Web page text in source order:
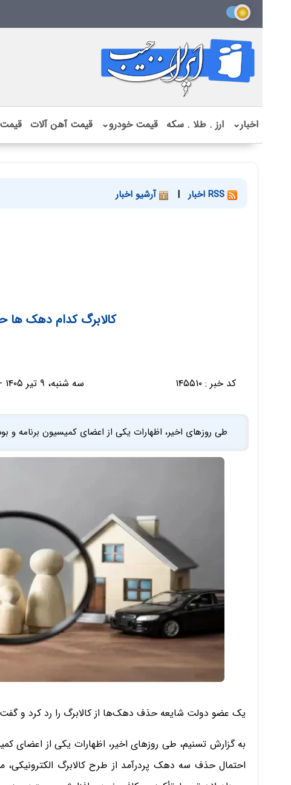
اخبار⌄ ارز . طلا . سکه قیمت خودرو⌄ قیمت آهن آلات
| آرشیو اخبار
کالابرگ کدام دهک
کد خبر : ۱۴۵۵۱۰ سه شنبه، ۹ تیر ۱۴۰۵ - ۱۹:۰۹:۰۷
طی روزهای اخیر، اظهارات یکی از اعضای کمیسیون برنامه و
یک عضو دولت شایعه حذف دهک‌ها از کالابرگ را رد کرد و
به گزارش تسنیم، طی روزهای اخیر، اظهارات یکی از اعضای
احتمال حذف سه دهک پردرآمد از طرح کالابرگ الکترونیکی،